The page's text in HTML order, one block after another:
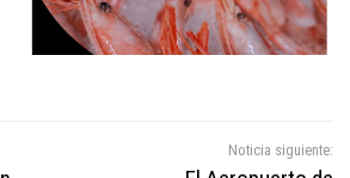
Noticia siguiente: